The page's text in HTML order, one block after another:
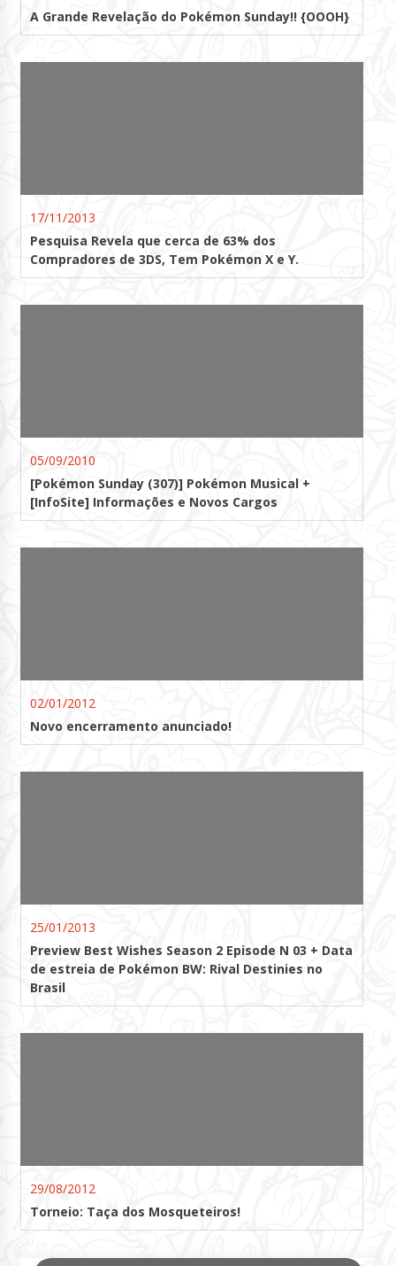
A Grande Revelação do Pokémon Sunday!! {OOOH}
17/11/2013
Pesquisa Revela que cerca de 63% dos
Compradores de 3DS, Tem Pokémon X e Y.
05/09/2010
[Pokémon Sunday (307)] Pokémon Musical +
[InfoSite] Informações e Novos Cargos
02/01/2012
Novo encerramento anunciado!
25/01/2013
Preview Best Wishes Season 2 Episode N 03 + Data
de estreia de Pokémon BW: Rival Destinies no
Brasil
29/08/2012
Torneio: Taça dos Mosqueteiros!